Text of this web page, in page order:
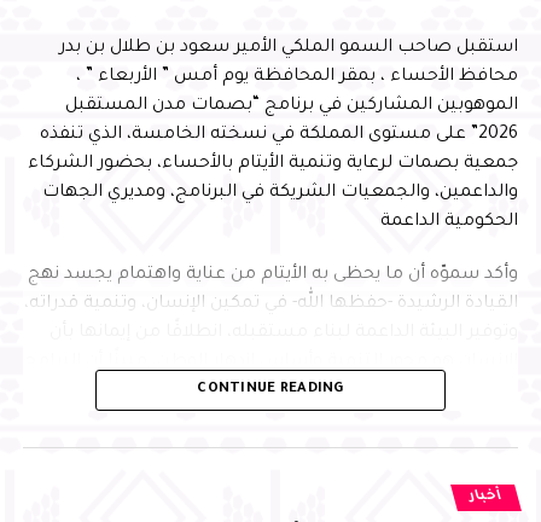
استقبل صاحب السمو الملكي الأمير سعود بن طلال بن بدر
محافظ الأحساء ، بمقر المحافظة يوم أمس ” الأربعاء ” ،
الموهوبين المشاركين في برنامج “بصمات مدن المستقبل
2026” على مستوى المملكة في نسخته الخامسة، الذي تنفذه
جمعية بصمات لرعاية وتنمية الأيتام بالأحساء، بحضور الشركاء
والداعمين، والجمعيات الشريكة في البرنامج، ومديري الجهات
الحكومية الداعمة
وأكد سموّه أن ما يحظى به الأيتام من عناية واهتمام يجسد نهج
القيادة الرشيدة -حفظها الله- في تمكين الإنسان، وتنمية قدراته،
النوعية التي تجمع التعليم والابتكار وبناء الشخصية تسهم في
الإسهام بفاعلية في مسيرة التنمية، وتحقيق مستهدفات رؤية
CONTINUE READING
أخبار